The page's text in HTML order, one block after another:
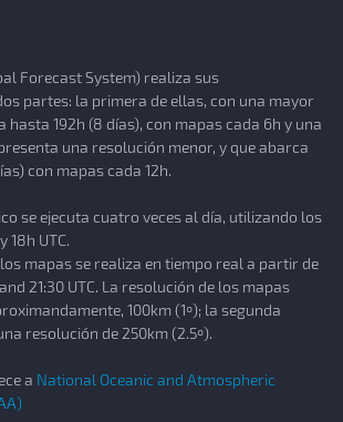
Forecast System) realiza sus
partes: la primera de ellas, con una mayor
hasta 192h (8 días), con mapas cada 6h y una
una resolución menor, y que abarca
con mapas cada 12h.
se ejecuta cuatro veces al día, utilizando los
18h UTC.
mapas se realiza en tiempo real a partir de
21:30 UTC. La resolución de los mapas
100km (1º); la segunda
resolución de 250km (2.5º).
a National Oceanic and Atmospheric